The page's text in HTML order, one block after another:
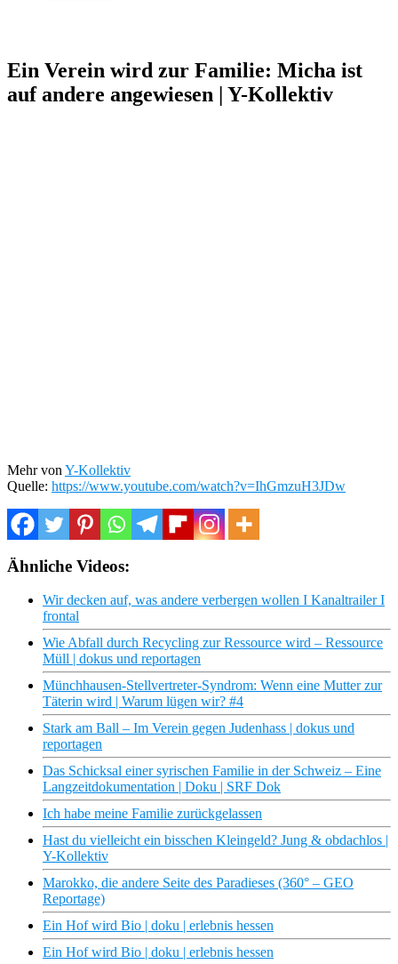
Ein Verein wird zur Familie: Micha ist
auf andere angewiesen | Y-Kollektiv
Mehr von Y-Kollektiv
Quelle: https://www.youtube.com/watch?v=IhGmzuH3JDw
Ähnliche Videos:
Wir decken auf, was andere verbergen wollen I Kanaltrailer I
frontal
Wie Abfall durch Recycling zur Ressource wird – Ressource
Müll | dokus und reportagen
Münchhausen-Stellvertreter-Syndrom: Wenn eine Mutter zur
Täterin wird | Warum lügen wir? #4
Stark am Ball – Im Verein gegen Judenhass | dokus und
reportagen
Das Schicksal einer syrischen Familie in der Schweiz – Eine
Langzeitdokumentation | Doku | SRF Dok
Ich habe meine Familie zurückgelassen
Hast du vielleicht ein bisschen Kleingeld? Jung & obdachlos |
Y-Kollektiv
Marokko, die andere Seite des Paradieses (360° – GEO
Reportage)
Ein Hof wird Bio | doku | erlebnis hessen
Ein Hof wird Bio | doku | erlebnis hessen